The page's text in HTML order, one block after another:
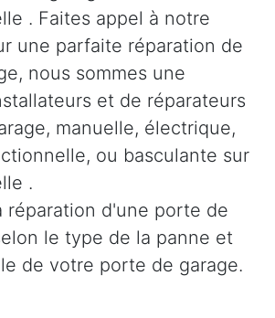
. Faites appel à notre
une parfaite réparation de
nous sommes une
et de réparateurs
manuelle, électrique,
ou basculante sur
.
réparation d'une porte de
le type de la panne et
de votre porte de garage.